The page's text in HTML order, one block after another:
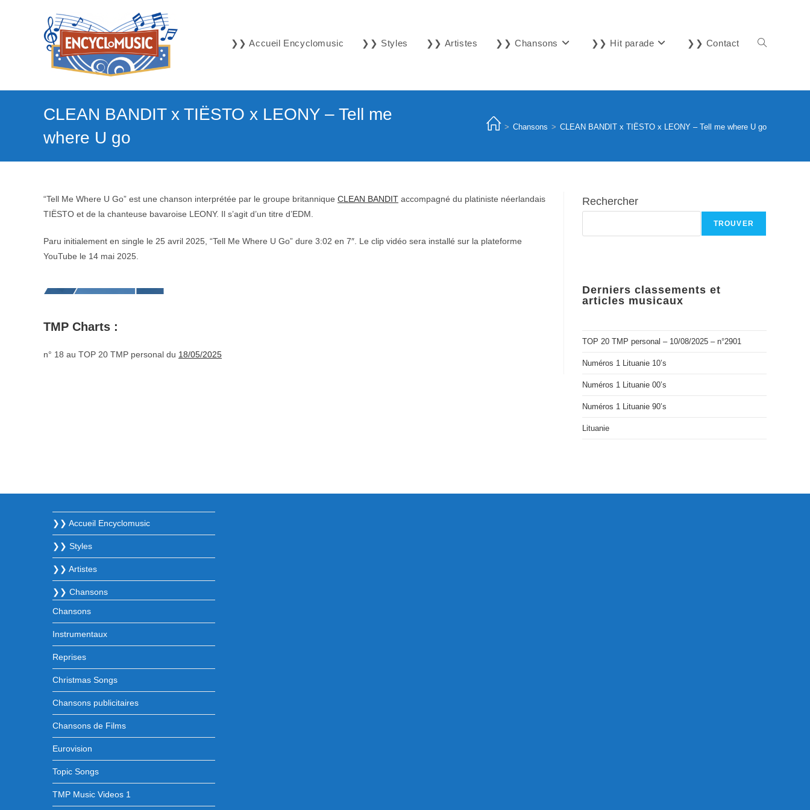
❯❯ Accueil Encyclomusic ❯❯ Styles ❯❯ Artistes ❯❯ Chansons ❯❯ Hit parade ❯❯ Contact Toggle
search
CLEAN BANDIT x TIËSTO x LEONY – Tell me
where U go
> Chansons > CLEAN BANDIT x TIËSTO x LEONY – Tell me where U go
“Tell Me Where U Go” est une chanson interprétée par le groupe britannique CLEAN BANDIT accompagné du platiniste néerlandais
TIËSTO et de la chanteuse bavaroise LEONY. Il s’agit d’un titre d’EDM.
Paru initialement en single le 25 avril 2025, “Tell Me Where U Go” dure 3:02 en 7″. Le clip vidéo sera installé sur la plateforme
YouTube le 14 mai 2025.
TMP Charts :
n° 18 au TOP 20 TMP personal du 18/05/2025
Rechercher
TROUVER
Derniers classements et
articles musicaux
TOP 20 TMP personal – 10/08/2025 – n°2901
Numéros 1 Lituanie 10’s
Numéros 1 Lituanie 00’s
Numéros 1 Lituanie 90’s
Lituanie
❯❯ Accueil Encyclomusic
❯❯ Styles
❯❯ Artistes
❯❯ Chansons
Chansons
Instrumentaux
Reprises
Christmas Songs
Chansons publicitaires
Chansons de Films
Eurovision
Topic Songs
TMP Music Videos 1